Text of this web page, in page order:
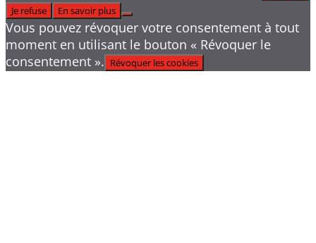
Je refuse
En savoir plus
Vous pouvez révoquer votre consentement à tout
moment en utilisant le bouton « Révoquer le
consentement ». Révoquer les cookies